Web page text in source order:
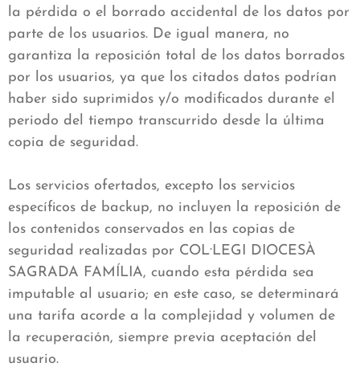
la pérdida o el borrado accidental de los datos por
parte de los usuarios. De igual manera, no
garantiza la reposición total de los datos borrados
por los usuarios, ya que los citados datos podrían
haber sido suprimidos y/o modificados durante el
periodo del tiempo transcurrido desde la última
copia de seguridad.
Los servicios ofertados, excepto los servicios
específicos de backup, no incluyen la reposición de
los contenidos conservados en las copias de
seguridad realizadas por COL·LEGI DIOCESÀ
SAGRADA FAMÍLIA, cuando esta pérdida sea
imputable al usuario; en este caso, se determinará
una tarifa acorde a la complejidad y volumen de
la recuperación, siempre previa aceptación del
usuario.